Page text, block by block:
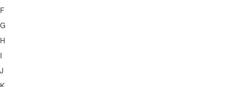
F
G
H
I
J